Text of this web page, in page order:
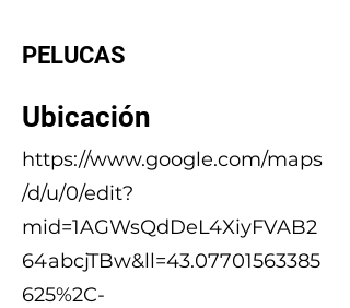
PELUCAS
Ubicación
https://www.google.com/maps
/d/u/0/edit?
mid=1AGWsQdDeL4XiyFVAB2
64abcjTBw&ll=43.07701563385
625%2C-